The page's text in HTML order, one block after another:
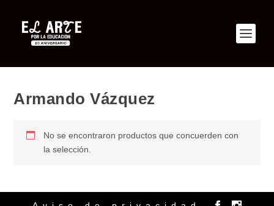
Armando Vázquez
No se encontraron productos que concuerden con
la selección.